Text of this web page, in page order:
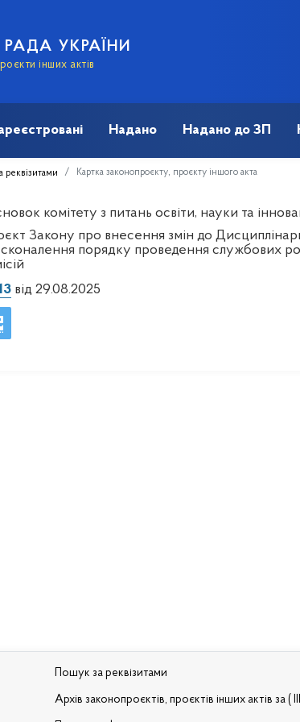
УКРАЇНИ
інших актів
Надано Надано до ЗП
реквізитами Картка законопроєкту, проєкту іншого акта
комітету з питань освіти, науки та
Закону про внесення змін до
порядку проведення службових
від 29.08.2025
Пошук за реквізитами
Архів законопроєктів, проєктів інших актів за (